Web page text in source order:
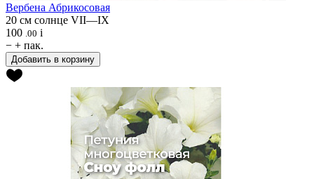
Вербена Абрикосовая
20 см солнце VII—IX
100 .00 i
− + пак.
Добавить в корзину